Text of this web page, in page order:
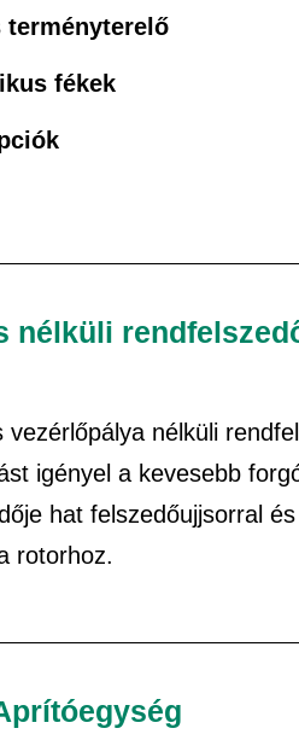
terményterelő
fékek
nélküli
vezérlőpálya nélküli
igényel a kevesebb
hat felszedőujjsorral
rotorhoz.